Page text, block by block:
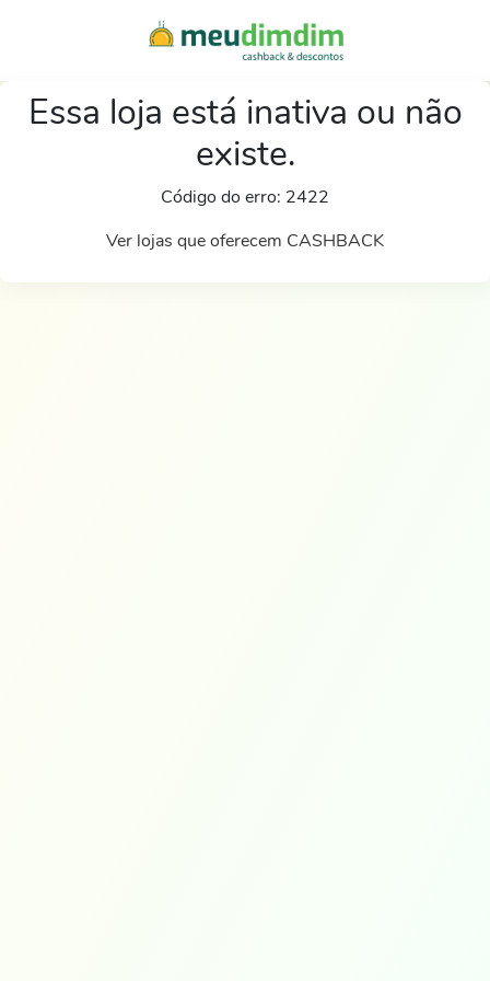
Essa loja está inativa ou não
existe.
Código do erro: 2422
Ver lojas que oferecem CASHBACK